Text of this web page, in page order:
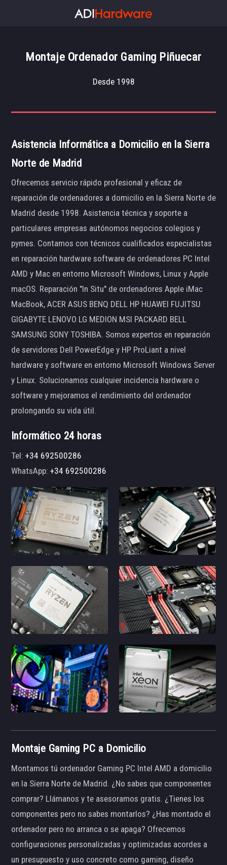
Montaje Ordenador Gaming Piñuecar
Desde 1998
Asistencia Informática a Domicilio en la Sierra
Norte de Madrid
Ofrecemos servicio rápido profesional y eficaz de
reparación de ordenadores a domicilio en la Sierra Norte de
Madrid desde 1998. Asistencia técnica y soporte a
particulares empresas autónomos negocios colegios y
pymes. Contamos con técnicos cualificados especialistas
en reparación hardware software de ordenadores PC Intel
AMD y Mac en entorno Microsoft Windows, Linux y Apple
macOS. Reparación "In Situ" de ordenadores Apple iMac
MacBook, ACER ASUS BENQ DELL HP HUAWEI FUJITSU
GIGABYTE LENOVO LG MEDION MSI PACKARD BELL
SAMSUNG SONY TOSHIBA. Somos expertos en reparación
de servidores Dell PowerEdge y HP ProLiant a nivel
hardware y software en entorno Microsoft Windows Server
y Linux. Solucionamos cualquier incidencia hardware o
software y mejoramos el rendimiento del ordenador
prolongando su vida útil.
Informático 24 horas
Tel:+34 692500286
WhatsApp:+34 692500286
Montaje Gaming PC a Domicilio
Montamos tú ordenador Gaming PC Intel AMD a domicilio
en la Sierra Norte de Madrid. ¿No sabes que componentes
comprar? Llámanos y te asesoramos gratis. ¿Tienes los
componentes pero no sabes montarlos? ¿Has montado el
ordenador pero no arranca o se apaga? Ofrecemos
configuraciones personalizadas y optimizadas acordes a
un presupuesto y uso concreto como gaming, diseño